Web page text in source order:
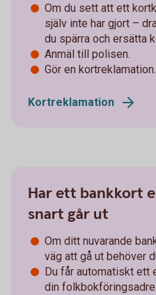
Om du sett att ett
själv inte har gjort –
du spärra och ersätta
Anmäl till polisen.
Gör en kortreklamation.
Kortreklamation
Har ett bankkort
snart går ut
Om ditt nuvarande
väg att gå ut behöver
Du får automatiskt ett
din